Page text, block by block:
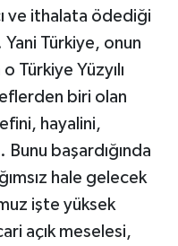
ve ithalata ödediği
Türkiye, onun
Türkiye Yüzyılı
biri olan
hayalini,
başardığında
hale gelecek
işte yüksek
açık meselesi,